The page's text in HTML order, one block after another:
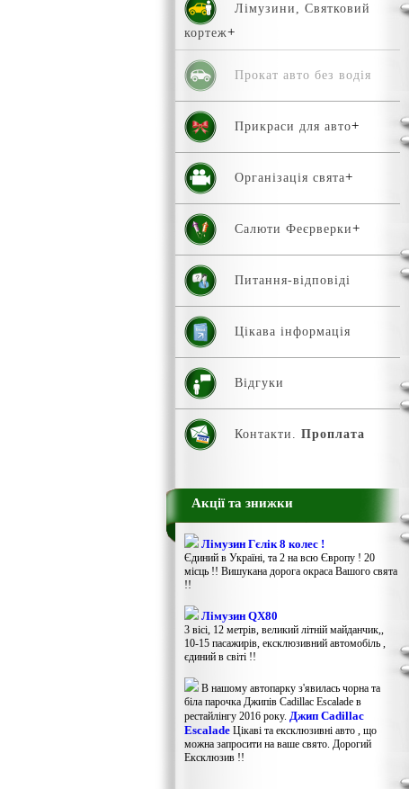
Лімузини, Святковий
кортеж
Прокат авто без водія
Прикраси для авто
Організація свята
Салюти Феєрверки
Питання-відповіді
Цікава інформація
Відгуки
Контакти. Проплата
Акції та знижки
Лімузин Гєлік 8 колес !
Єдиний в Україні, та 2 на всю Європу ! 20
місць !! Вишукана дорога окраса Вашого свята
!!
Лімузин QX80
3 вісі, 12 метрів, великий літній майданчик,,
10-15 пасажирів, ексклюзивний автомобіль ,
єдиний в світі !!
В нашому автопарку з'явилась чорна та
біла парочка Джипів Cadillac Escalade в
рестайлінгу 2016 року. Джип Cadillac
Escalade Цікаві та ексклюзивні авто , що
можна запросити на ваше свято. Дорогий
Ексклюзив !!